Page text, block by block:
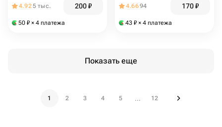
4.925 тыс. 200₽
50 ₽ × 4 платежа
4.6694 170₽
43 ₽ × 4 платежа
Показать еще
1 2 3 4 5 ... 12